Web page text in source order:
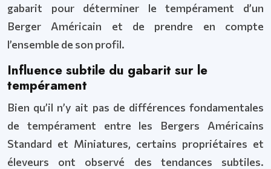
gabarit pour déterminer le tempérament d’un
Berger Américain et de prendre en compte
l’ensemble de son profil.
Influence subtile du gabarit sur le
tempérament
Bien qu’il n’y ait pas de différences fondamentales
de tempérament entre les Bergers Américains
Standard et Miniatures, certains propriétaires et
éleveurs ont observé des tendances subtiles.